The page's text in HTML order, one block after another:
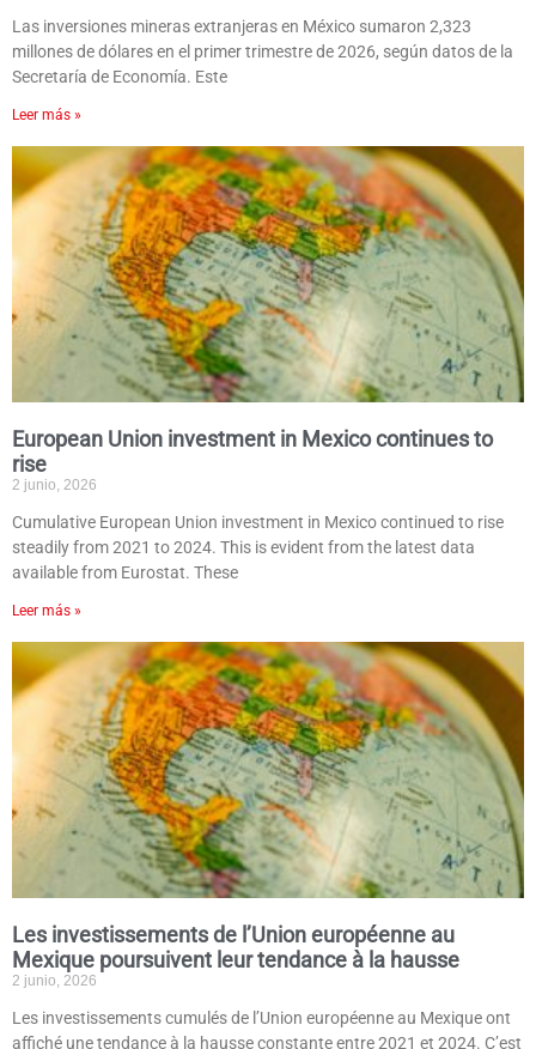
Las inversiones mineras extranjeras en México sumaron 2,323
millones de dólares en el primer trimestre de 2026, según datos de la
Secretaría de Economía. Este
Leer más »
European Union investment in Mexico continues to
rise
2 junio, 2026
Cumulative European Union investment in Mexico continued to rise
steadily from 2021 to 2024. This is evident from the latest data
available from Eurostat. These
Leer más »
Les investissements de l’Union européenne au
Mexique poursuivent leur tendance à la hausse
2 junio, 2026
Les investissements cumulés de l’Union européenne au Mexique ont
affiché une tendance à la hausse constante entre 2021 et 2024. C’est